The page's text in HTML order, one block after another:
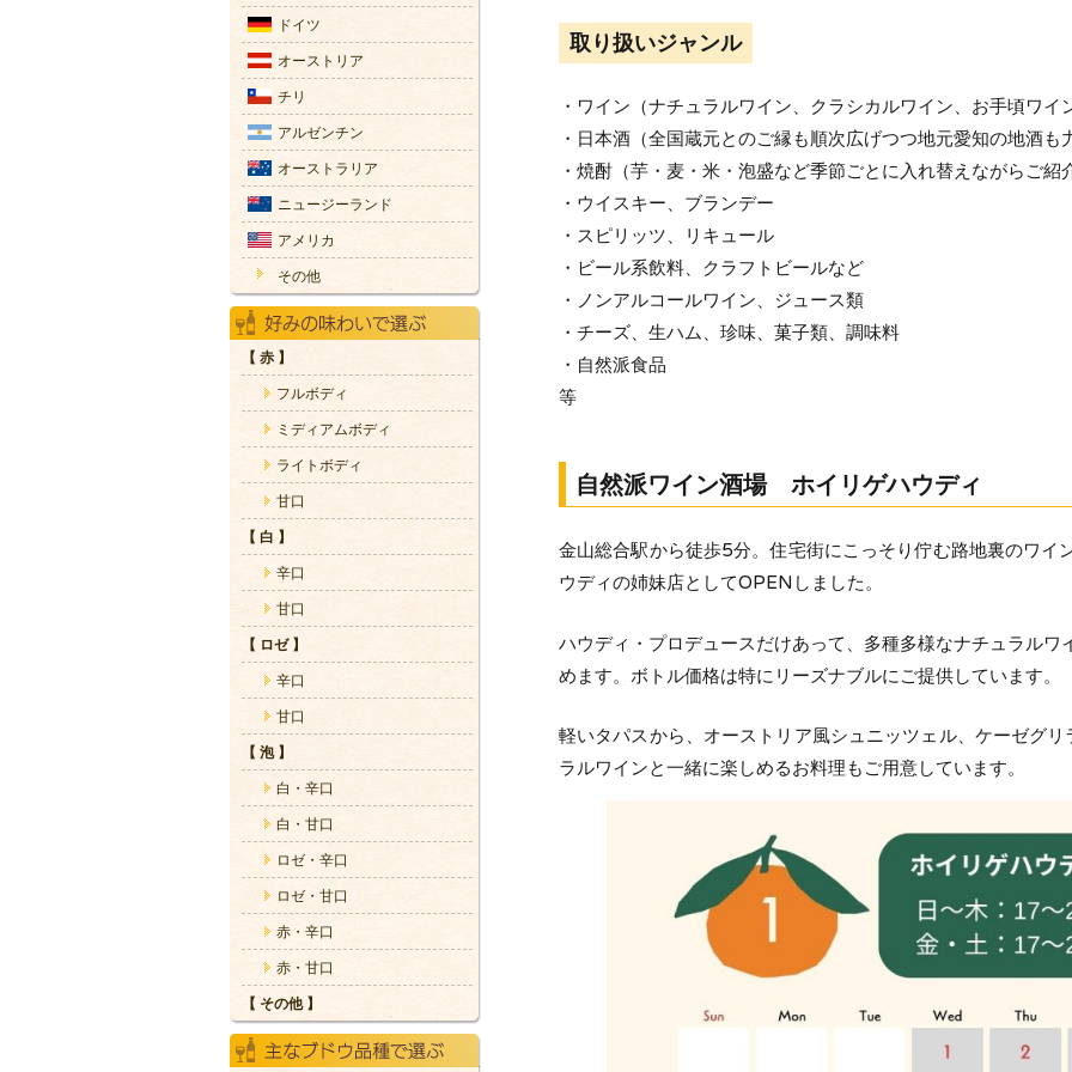
取り扱いジャンル
・ワイン（ナチュラルワイン、クラシカルワイン、お手頃ワイ
・日本酒（全国蔵元とのご縁も順次広げつつ地元愛知の地酒も
・焼酎（芋・麦・米・泡盛など季節ごとに入れ替えながらご紹
・ウイスキー、ブランデー
・スピリッツ、リキュール
・ビール系飲料、クラフトビールなど
・ノンアルコールワイン、ジュース類
・チーズ、生ハム、珍味、菓子類、調味料
・自然派食品
等
自然派ワイン酒場 ホイリゲハウディ
金山総合駅から徒歩5分。住宅街にこっそり佇む路地裏のワ
ウディの姉妹店としてOPENしました。
ハウディ・プロデュースだけあって、多種多様なナチュラル
めます。ボトル価格は特にリーズナブルにご提供しています。
軽いタパスから、オーストリア風シュニッツェル、ケーゼグ
ラルワインと一緒に楽しめるお料理もご用意しています。
ドイツ
オーストリア
チリ
アルゼンチン
オーストラリア
ニュージーランド
アメリカ
その他
【 赤 】
フルボディ
ミディアムボディ
ライトボディ
甘口
【 白 】
辛口
甘口
【 ロゼ 】
辛口
甘口
【 泡 】
白・辛口
白・甘口
ロゼ・辛口
ロゼ・甘口
赤・辛口
赤・甘口
【 その他 】